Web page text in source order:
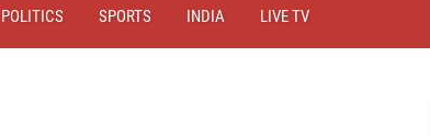
POLITICS SPORTS INDIA LIVE TV